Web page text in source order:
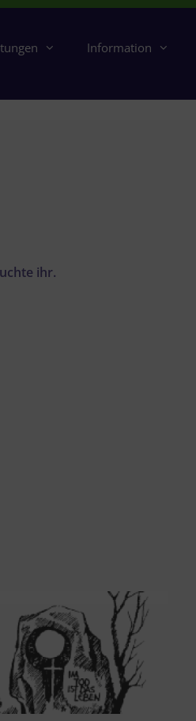
Information
ihr.